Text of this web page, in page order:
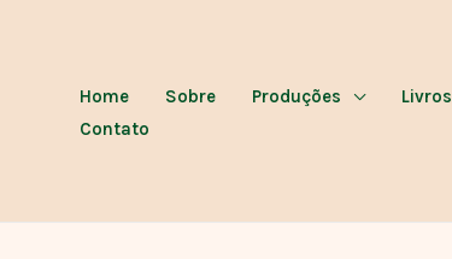
conteúdo
Home Sobre Produções
Livros
Contato